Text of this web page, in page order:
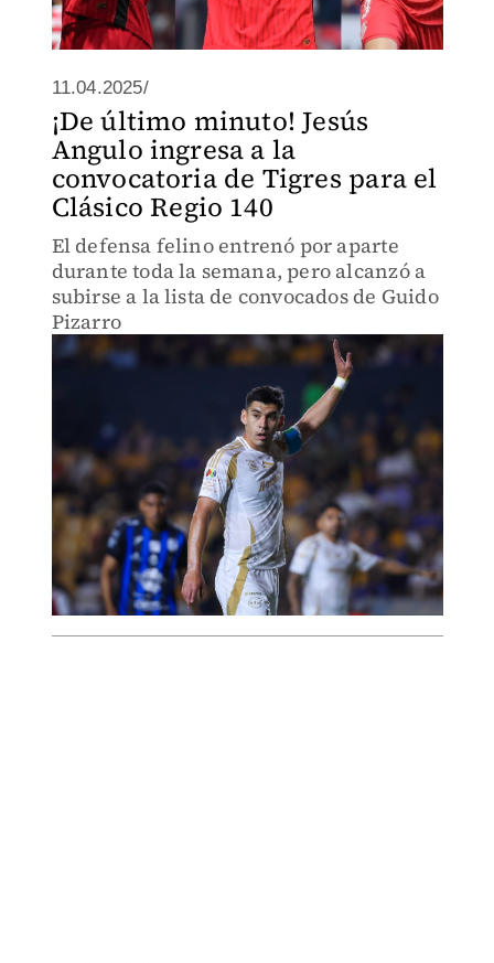
11.04.2025/
¡De último minuto! Jesús
Angulo ingresa a la
convocatoria de Tigres para el
Clásico Regio 140
El defensa felino entrenó por aparte
durante toda la semana, pero alcanzó a
subirse a la lista de convocados de Guido
Pizarro